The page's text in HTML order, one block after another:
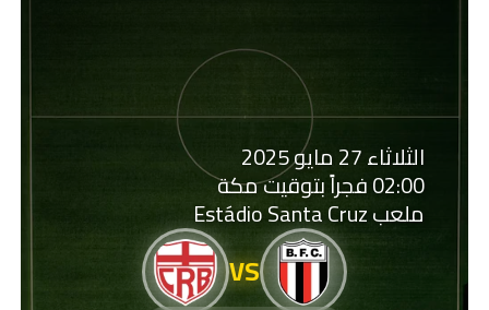
الثلاثاء 27 مايو 2025
02:00 فجراً بتوقيت مكة
ملعب Estádio Santa Cruz
VS